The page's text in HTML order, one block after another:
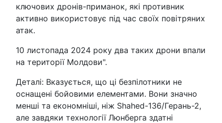
ключових дронів-приманок, які противник
активно використовує під час своїх повітряних
атак.
10 листопада 2024 року два таких дрони впали
на території Молдови".
Деталі: Вказується, що ці безпілотники не
оснащені бойовими елементами. Вони значно
менші та економніші, ніж Shahed-136/Герань-2,
але завдяки технології Люнберга здатні